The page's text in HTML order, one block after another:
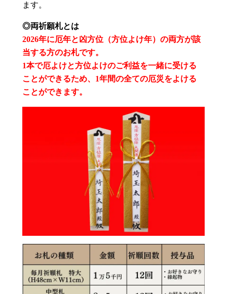
ます。
◎両祈願札とは
2026年に厄年と凶方位（方位よけ年）の両方が該
当する方のお札です。
1本で厄よけと方位よけのご利益を一緒に受ける
ことができるため、1年間の全ての厄災をよける
ことができます。